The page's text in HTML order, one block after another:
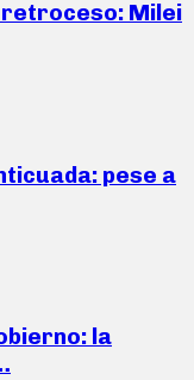
Milei
pese a
la